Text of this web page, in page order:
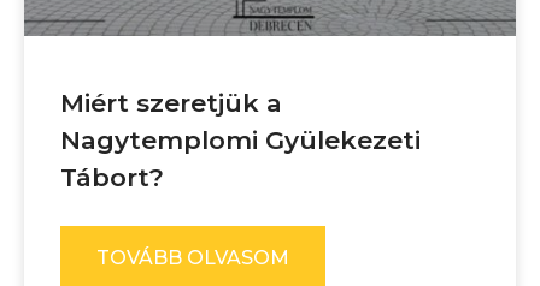
Miért szeretjük a
Nagytemplomi Gyülekezeti
Tábort?
TOVÁBB OLVASOM